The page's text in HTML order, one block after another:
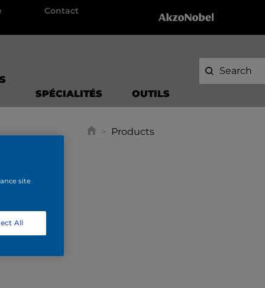
Contact
SPÉCIALITÉS
OUTILS
> Products
site
All